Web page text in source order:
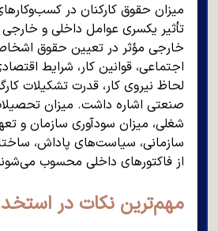
میزان حقوق کارکنان در
تأثیر یکسری عوامل داخلی و خارجی
خارجی مؤثر در تعیین حقوق
اجتماعی، قوانین کار، شرایط
لحاظ نیروی کار، قدرت تشکیلات
صنعتی اشاره داشت. میزان
شغلی، میزان سودآوری سازمان و
سازمانی، سیاست‌های پاداش،
از فاکتورهای داخلی محسوب
مهم‌ترین نکات در